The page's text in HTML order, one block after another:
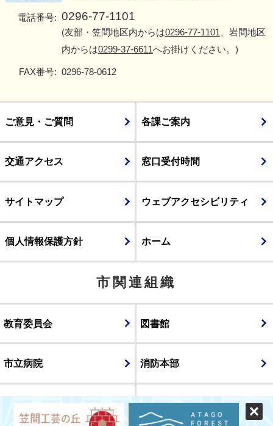
電話番号: 0296-77-1101
(友部・笠間地区内からは0296-77-1101 、岩間地区
内からは0299-37-6611へお掛けください。)
FAX番号: 0296-78-0612
ご意見・ご質問 各課ご案内
交通アクセス 窓口受付時間
サイトマップ ウェブアクセシビリティ
個人情報保護方針 ホーム
市関連組織
教育委員会 図書館
市立病院 消防本部
議会